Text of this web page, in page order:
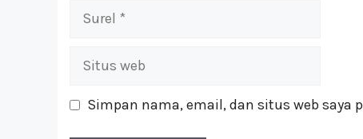
Surel
Situs
Simpan nama, email, dan situs web